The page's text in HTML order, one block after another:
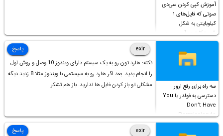
آموزش کپی کردن سی‌دی
صوتی که فایل‌های ۱
کیلوبایتی به شکل
شورت‌کات در آن موجود
است!
سه راه برای رفع ارور
دسترسی به فولدر یا You
Don’t Have
Permission to
Access this folder
exir
نکته: هارد تون رو به یک سیستم دارای ویندوز 10 وصل و روش اول
را انجام بدید. بعد اگر هارد رو به سیستمی با ویندوز مثلا 8 زدید دیگه
مشکلی تو باز کردن فایل ها ندارید. باز هم تشکر
پاسخ
exir
پاسخ